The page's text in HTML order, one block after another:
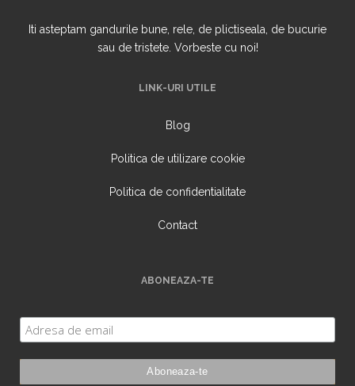
Iti asteptam gandurile bune, rele, de plictiseala, de bucurie
sau de tristete. Vorbeste cu noi!
LINK-URI UTILE
Blog
Politica de utilizare cookie
Politica de confidentialitate
Contact
ABONEAZA-TE